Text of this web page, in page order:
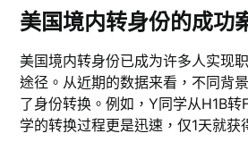
美国境内转身份的成功
美国境内转身份已成为许多人实现
途径。从近期的数据来看，不同背
了身份转换。例如，Y同学从H1B转
学的转换过程更是迅速，仅1天就获